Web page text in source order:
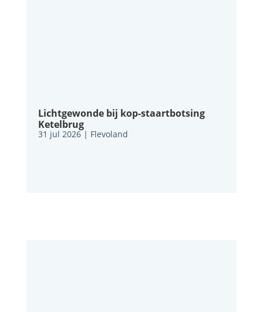
Lichtgewonde bij kop-staartbotsing
Ketelbrug
31 jul 2026| Flevoland